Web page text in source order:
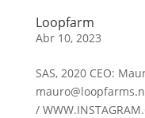
Loopfarm
Abr 10, 2023
SAS, 2020 CEO:
/